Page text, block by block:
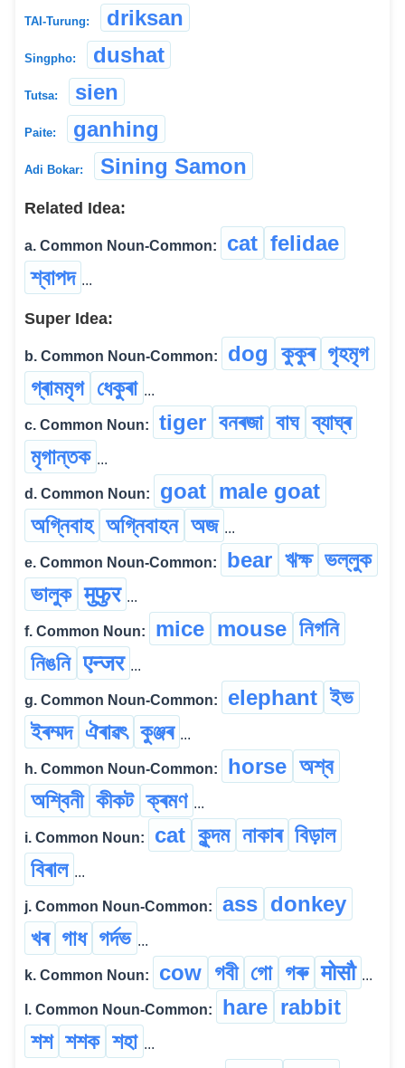
TAI-Turung: driksan
Singpho: dushat
Tutsa: sien
Paite: ganhing
Adi Bokar: Sining Samon
Related Idea:
a. Common Noun-Common: cat felidae
শ্বাপদ ...
Super Idea:
b. Common Noun-Common: dog কুকুৰ গৃহমৃগ
গ্ৰামমৃগ ধেকুৰা ...
c. Common Noun: tiger বনৰজা বাঘ ব্যাঘ্ৰ
মৃগান্তক ...
d. Common Noun: goat male goat
অগ্নিবাহ অগ্নিবাহন অজ ...
e. Common Noun-Common: bear ঋক্ষ ভল্লুক
ভালুক मुफुर ...
f. Common Noun: mice mouse নিগনি
নিঙনি एन्जर ...
g. Common Noun-Common: elephant ইভ
ইৰম্মদ ঐৰাৱৎ কুঞ্জৰ ...
h. Common Noun-Common: horse অশ্ব
অশ্বিনী কীকট ক্ৰমণ ...
i. Common Noun: cat কুন্দম নাকাৰ বিড়াল
বিৰাল ...
j. Common Noun-Common: ass donkey
খৰ গাধ গৰ্দভ ...
k. Common Noun: cow গবী গো গৰু मोसौ ...
l. Common Noun-Common: hare rabbit
শশ শশক শহা ...